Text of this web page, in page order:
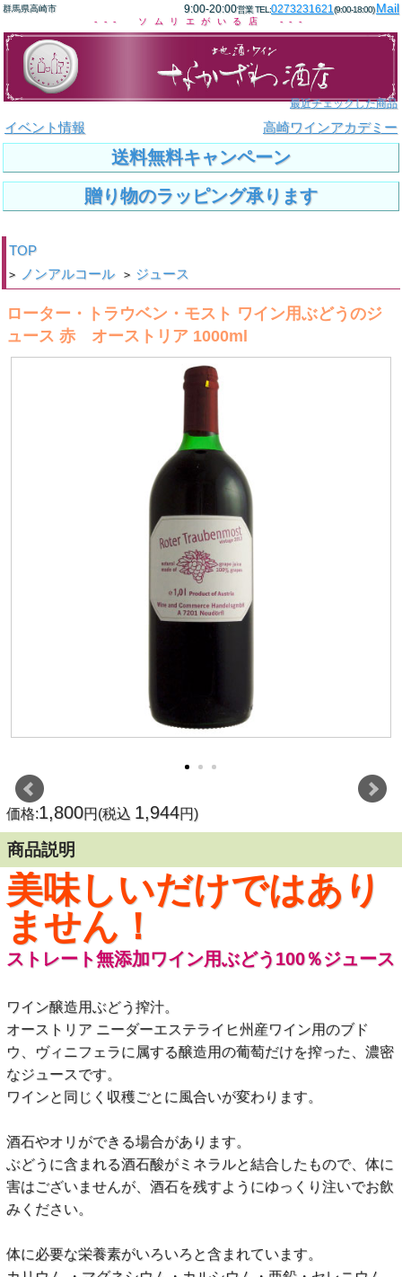
群馬県高崎市 9:00-20:00営業 TEL:0273231621(9:00-18:00)Mail
--- ソムリエがいる店 ---
最近チェックした商品
イベント情報 高崎ワインアカデミー
送料無料キャンペーン
贈り物のラッピング承ります
TOP
> ノンアルコール > ジュース
ローター・トラウベン・モスト ワイン用ぶどうのジ
ュース 赤 オーストリア 1000ml
価格:1,800円(税込 1,944円)
商品説明
美味しいだけではあり
ません！
ストレート無添加ワイン用ぶどう100％ジュース
ワイン醸造用ぶどう搾汁。
オーストリア ニーダーエステライヒ州産ワイン用のブド
ウ、ヴィニフェラに属する醸造用の葡萄だけを搾った、濃密
なジュースです。
ワインと同じく収穫ごとに風合いが変わります。
酒石やオリができる場合があります。
ぶどうに含まれる酒石酸がミネラルと結合したもので、体に
害はございませんが、酒石を残すようにゆっくり注いでお飲
みください。
体に必要な栄養素がいろいろと含まれています。